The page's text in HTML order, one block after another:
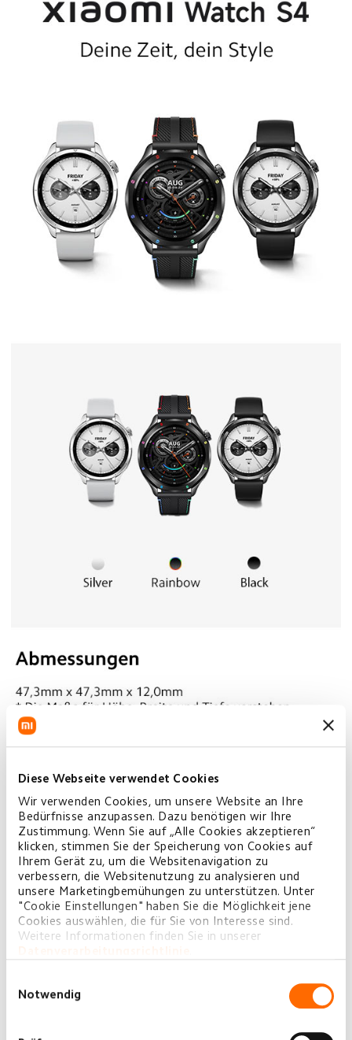
Diese Webseite verwendet Cookies
Wir verwenden Cookies, um unsere Website an Ihre
Bedürfnisse anzupassen. Dazu benötigen wir Ihre
Zustimmung. Wenn Sie auf „Alle Cookies akzeptieren“
klicken, stimmen Sie der Speicherung von Cookies auf
Ihrem Gerät zu, um die Websitenavigation zu
verbessern, die Websitenutzung zu analysieren und
unsere Marketingbemühungen zu unterstützen. Unter
"Cookie Einstellungen" haben Sie die Möglichkeit jene
Cookies auswählen, die für Sie von Interesse sind.
Weitere Informationen finden Sie in unserer
Notwendig